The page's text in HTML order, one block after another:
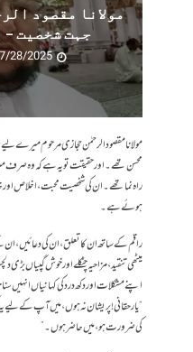
مولانا مقصود
جہت شخصیت
28/2025
مولانا مقصود الرحمٰن حجازی مرحوم میرے
محسن تھے۔ اور حقیقت تو یہ ہے کہ وہ صرف
راہ نما تھے۔ ان کی شخصیت محبت، اخلاص
ہوئے ہے۔
راقم کے ساتھ ان کا تعلق، ان کی دعائیں،
میٹھی تنقید، مزاحیہ چٹکلے اور خوش گپیاں
اپنے مشکلات اور دکھ درد کی کہانیاں انہیں
“یار حقانی! پریشان نہ ہوں، میں آپ کے
کی ضرورت ہو، میں حاضر ہوں۔”